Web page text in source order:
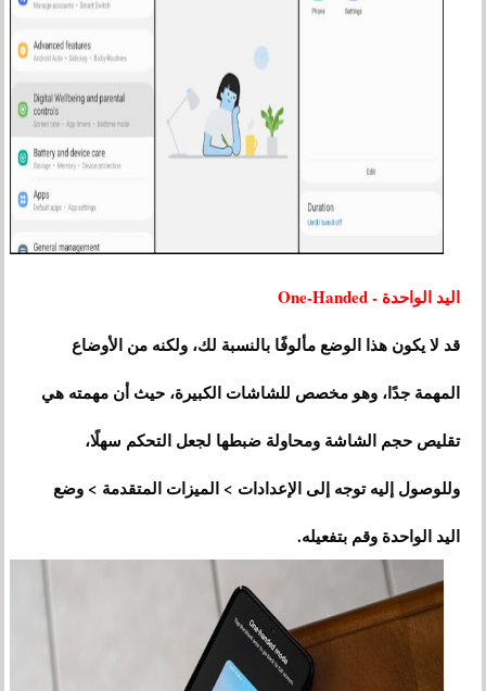
اليد الواحدة - One-Handed
قد لا يكون هذا الوضع مألوفًا بالنسبة لك، ولكنه من الأوضاع
المهمة جدًا، وهو مخصص للشاشات الكبيرة، حيث أن مهمته هي
تقليص حجم الشاشة ومحاولة ضبطها لجعل التحكم سهلًا،
وللوصول إليه توجه إلى الإعدادات > الميزات المتقدمة > وضع
اليد الواحدة وقم بتفعيله.